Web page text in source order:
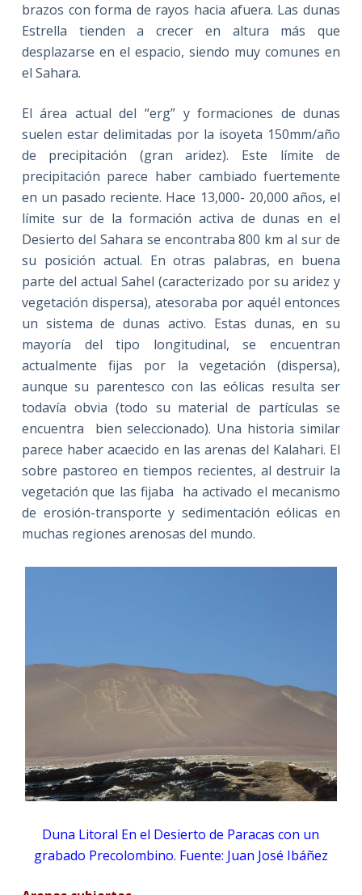
brazos con forma de rayos hacia afuera. Las dunas
Estrella tienden a crecer en altura más que
desplazarse en el espacio, siendo muy comunes en
el Sahara.
El área actual del “erg” y formaciones de dunas
suelen estar delimitadas por la isoyeta 150mm/año
de precipitación (gran aridez). Este límite de
precipitación parece haber cambiado fuertemente
en un pasado reciente. Hace 13,000- 20,000 años, el
límite sur de la formación activa de dunas en el
Desierto del Sahara se encontraba 800 km al sur de
su posición actual. En otras palabras, en buena
parte del actual Sahel (caracterizado por su aridez y
vegetación dispersa), atesoraba por aquél entonces
un sistema de dunas activo. Estas dunas, en su
mayoría del tipo longitudinal, se encuentran
actualmente fijas por la vegetación (dispersa),
aunque su parentesco con las eólicas resulta ser
todavía obvia (todo su material de partículas se
encuentra bien seleccionado). Una historia similar
parece haber acaecido en las arenas del Kalahari. El
sobre pastoreo en tiempos recientes, al destruir la
vegetación que las fijaba ha activado el mecanismo
de erosión-transporte y sedimentación eólicas en
muchas regiones arenosas del mundo.
Duna Litoral En el Desierto de Paracas con un
grabado Precolombino. Fuente: Juan José Ibáñez